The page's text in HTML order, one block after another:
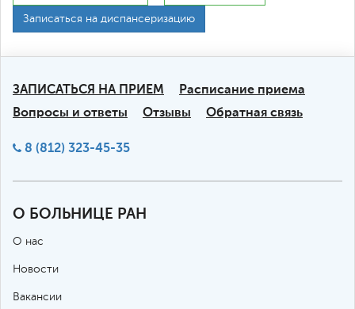
Записаться на диспансеризацию
ЗАПИСАТЬСЯ НА ПРИЕМ
Расписание приема
Вопросы и ответы
Отзывы Обратная связь
8 (812) 323-45-35
О БОЛЬНИЦЕ РАН
О нас
Новости
Вакансии